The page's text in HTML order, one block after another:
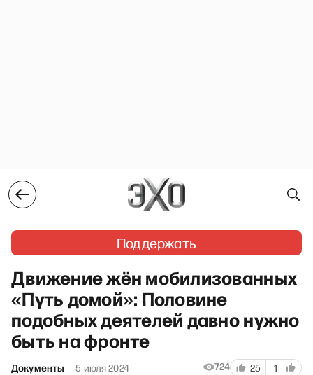
Поддержать
Движение жён мобилизованных
«Путь домой»: Половине
подобных деятелей давно нужно
быть на фронте
Документы 5 июля 2024 724 25 1